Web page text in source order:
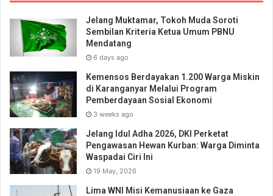
Jelang Muktamar, Tokoh Muda Soroti
Sembilan Kriteria Ketua Umum PBNU
Mendatang
6 days ago
Kemensos Berdayakan 1.200 Warga Miskin
di Karanganyar Melalui Program
Pemberdayaan Sosial Ekonomi
3 weeks ago
Jelang Idul Adha 2026, DKI Perketat
Pengawasan Hewan Kurban: Warga Diminta
Waspadai Ciri Ini
19 May, 2026
Lima WNI Misi Kemanusiaan ke Gaza